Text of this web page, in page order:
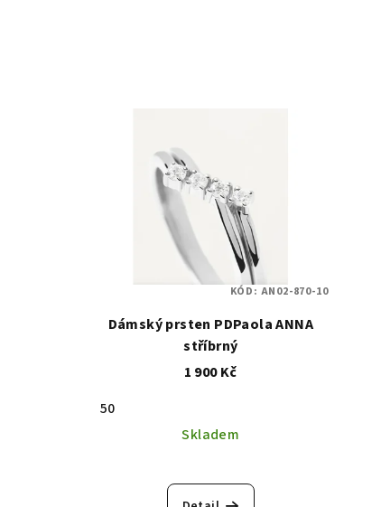
Dámský prsten PDPaola ANNA
stříbrný
1 900 Kč
50
Skladem
KÓD: AN02-870-10